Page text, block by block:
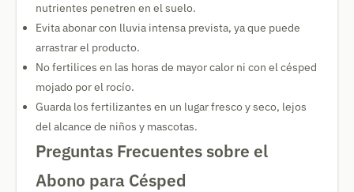
nutrientes penetren en el suelo.
Evita abonar con lluvia intensa prevista, ya que puede
arrastrar el producto.
No fertilices en las horas de mayor calor ni con el césped
mojado por el rocío.
Guarda los fertilizantes en un lugar fresco y seco, lejos
del alcance de niños y mascotas.
Preguntas Frecuentes sobre el
Abono para Césped